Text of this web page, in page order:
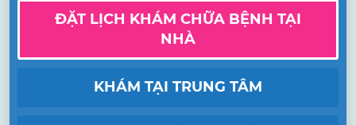
ĐẶT LỊCH KHÁM CHỮA BỆNH TẠI
NHÀ
KHÁM TẠI TRUNG TÂM